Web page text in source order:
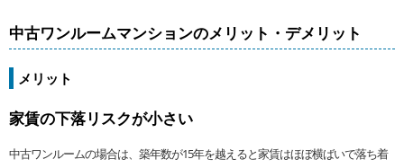
中古ワンルームマンションのメリット・デメリット
メリット
家賃の下落リスクが小さい
中古ワンルームの場合は、築年数が15年を越えると家賃はほぼ横ばいで落ち着